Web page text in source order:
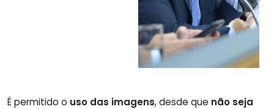
É permitido o uso das imagens, desde que não seja